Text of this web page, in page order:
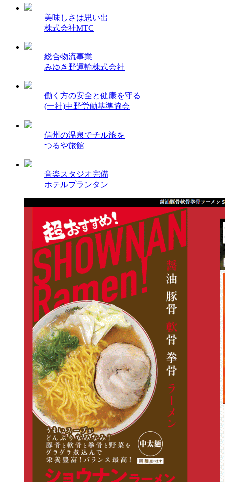
美味しさは思い出
株式会社MTC
総合物流事業
みゆき野運輸株式会社
働く方の安全と健康を守る
(一社)中野労働基準協会
信州の温泉でチル旅を
つるや旅館
音楽スタジオ完備
ホテルプランタン